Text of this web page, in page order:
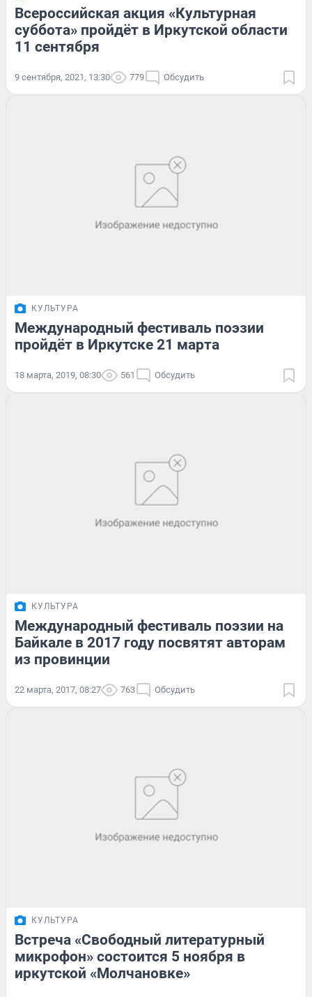
Всероссийская акция «Культурная
суббота» пройдёт в Иркутской области
11 сентября
9 сентября, 2021, 13:30 779 Обсудить
КУЛЬТУРА
Международный фестиваль поэзии
пройдёт в Иркутске 21 марта
18 марта, 2019, 08:30 561 Обсудить
КУЛЬТУРА
Международный фестиваль поэзии на
Байкале в 2017 году посвятят авторам
из провинции
22 марта, 2017, 08:27 763 Обсудить
КУЛЬТУРА
Встреча «Свободный литературный
микрофон» состоится 5 ноября в
иркутской «Молчановке»